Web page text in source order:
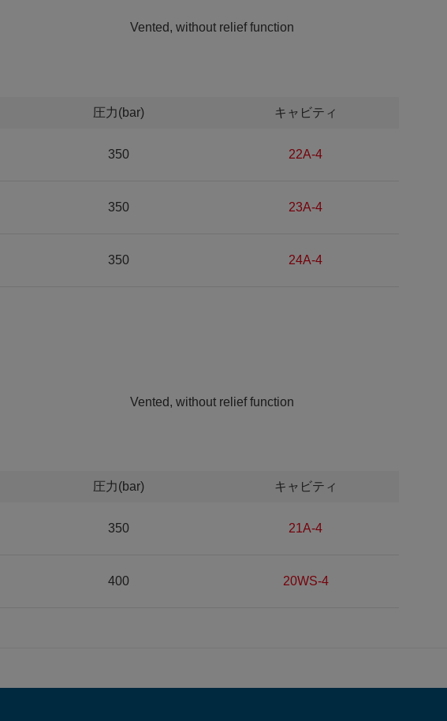
Vented, without relief function
圧力(bar) キャビティ
350 22A-4
350 23A-4
350 24A-4
Vented, without relief function
圧力(bar) キャビティ
350 21A-4
400 20WS-4